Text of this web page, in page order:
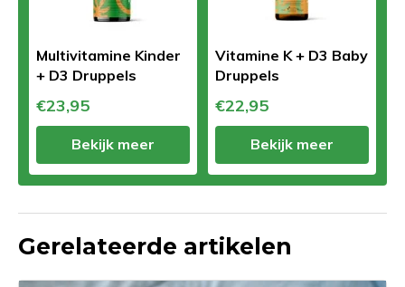
Multivitamine Kinder
+ D3 Druppels
€23,95
Bekijk meer
Vitamine K + D3 Baby
Druppels
€22,95
Bekijk meer
Gerelateerde artikelen